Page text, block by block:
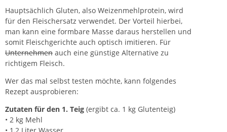
Hauptsächlich Gluten, also Weizenmehlprotein, wird
für den Fleischersatz verwendet. Der Vorteil hierbei,
man kann eine formbare Masse daraus herstellen und
somit Fleischgerichte auch optisch imitieren. Für
Unternehmen auch eine günstige Alternative zu
richtigem Fleisch.
Wer das mal selbst testen möchte, kann folgendes
Rezept ausprobieren:
Zutaten für den 1. Teig (ergibt ca. 1 kg Glutenteig)
• 2 kg Mehl